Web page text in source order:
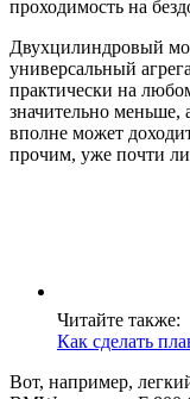
проходимость на
Двухцилиндровый
универсальный
практически на
значительно
вполне может
прочим, уже почти
Читайте также:
Как сделать
Вот, например,